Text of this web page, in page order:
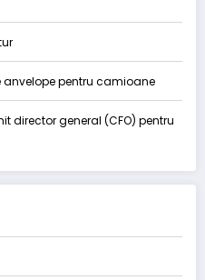
pentru camioane
director general (CFO) pentru